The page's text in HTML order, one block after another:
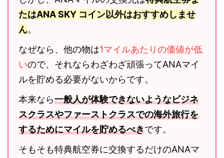
たはANA SKY コイン以外はおすすめしませ
ん。
なぜなら、他の物は1マイルあたりの価値が低
いので、それならわざわざ頑張ってANAマイ
ルを貯める必要がないからです。
本来なら一般人が体験できないようなビジネ
スクラスやファーストクラスでの海外旅行を
するためにマイルを貯めるべきです。
そもそも特典航空券に交換するだけのANAマ